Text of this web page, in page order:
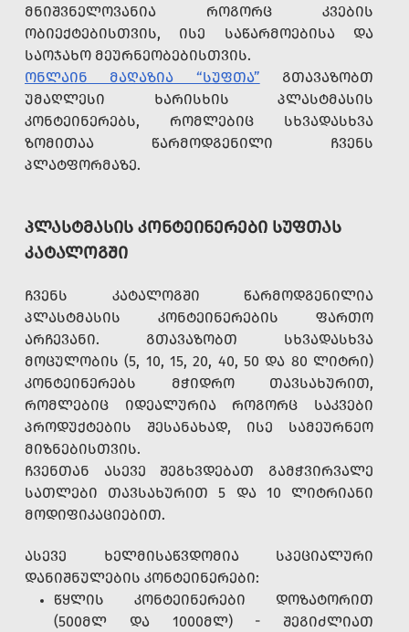
ᲛᲜᲘᲨᲕᲜᲔᲚᲝᲕᲐᲜᲘᲐ ᲠᲝᲒᲝᲠᲪ ᲙᲕᲔᲑᲘᲡ
ᲝᲑᲘᲔᲥᲢᲔᲑᲘᲡᲗᲕᲘᲡ, ᲘᲡᲔ ᲡᲐᲬᲐᲠᲛᲝᲔᲑᲘᲡᲐ ᲓᲐ
ᲡᲐᲝᲯᲐᲮᲝ ᲛᲔᲣᲠᲜᲔᲝᲑᲔᲑᲘᲡᲗᲕᲘᲡ.
ᲝᲜᲚᲐᲘᲜ ᲛᲐᲦᲐᲖᲘᲐ “ᲡᲣᲤᲗᲐ” ᲒᲗᲐᲕᲐᲖᲝᲑᲗ
ᲣᲛᲐᲦᲚᲔᲡᲘ ᲮᲐᲠᲘᲡᲮᲘᲡ ᲞᲚᲐᲡᲢᲛᲐᲡᲘᲡ
ᲙᲝᲜᲢᲔᲘᲜᲔᲠᲔᲑᲡ, ᲠᲝᲛᲚᲔᲑᲘᲪ ᲡᲮᲕᲐᲓᲐᲡᲮᲕᲐ
ᲖᲝᲛᲘᲗᲐᲐ ᲬᲐᲠᲛᲝᲓᲒᲔᲜᲘᲚᲘ ᲩᲕᲔᲜᲡ
ᲞᲚᲐᲢᲤᲝᲠᲛᲐᲖᲔ.
ᲞᲚᲐᲡᲢᲛᲐᲡᲘᲡ ᲙᲝᲜᲢᲔᲘᲜᲔᲠᲔᲑᲘ ᲡᲣᲤᲗᲐᲡ
ᲙᲐᲢᲐᲚᲝᲒᲨᲘ
ᲩᲕᲔᲜᲡ ᲙᲐᲢᲐᲚᲝᲒᲨᲘ ᲬᲐᲠᲛᲝᲓᲒᲔᲜᲘᲚᲘᲐ
ᲞᲚᲐᲡᲢᲛᲐᲡᲘᲡ ᲙᲝᲜᲢᲔᲘᲜᲔᲠᲔᲑᲘᲡ ᲤᲐᲠᲗᲝ
ᲐᲠᲩᲔᲕᲐᲜᲘ. ᲒᲗᲐᲕᲐᲖᲝᲑᲗ ᲡᲮᲕᲐᲓᲐᲡᲮᲕᲐ
ᲛᲝᲪᲣᲚᲝᲑᲘᲡ (5, 10, 15, 20, 40, 50 ᲓᲐ 80 ᲚᲘᲢᲠᲘ)
ᲙᲝᲜᲢᲔᲘᲜᲔᲠᲔᲑᲡ ᲛᲭᲘᲓᲠᲝ ᲗᲐᲕᲡᲐᲮᲣᲠᲘᲗ,
ᲠᲝᲛᲚᲔᲑᲘᲪ ᲘᲓᲔᲐᲚᲣᲠᲘᲐ ᲠᲝᲒᲝᲠᲪ ᲡᲐᲙᲕᲔᲑᲘ
ᲞᲠᲝᲓᲣᲥᲢᲔᲑᲘᲡ ᲨᲔᲡᲐᲜᲐᲮᲐᲓ, ᲘᲡᲔ ᲡᲐᲛᲔᲣᲠᲜᲔᲝ
ᲛᲘᲖᲜᲔᲑᲘᲡᲗᲕᲘᲡ.
ᲩᲕᲔᲜᲗᲐᲜ ᲐᲡᲔᲕᲔ ᲨᲔᲒᲮᲕᲓᲔᲑᲐᲗ ᲒᲐᲛᲭᲕᲘᲠᲕᲐᲚᲔ
ᲡᲐᲗᲚᲔᲑᲘ ᲗᲐᲕᲡᲐᲮᲣᲠᲘᲗ 5 ᲓᲐ 10 ᲚᲘᲢᲠᲘᲐᲜᲘ
ᲛᲝᲓᲘᲤᲘᲙᲐᲪᲘᲔᲑᲘᲗ.
ᲐᲡᲔᲕᲔ ᲮᲔᲚᲛᲘᲡᲐᲬᲕᲓᲝᲛᲘᲐ ᲡᲞᲔᲪᲘᲐᲚᲣᲠᲘ
ᲓᲐᲜᲘᲨᲜᲣᲚᲔᲑᲘᲡ ᲙᲝᲜᲢᲔᲘᲜᲔᲠᲔᲑᲘ:
ᲬᲧᲚᲘᲡ ᲙᲝᲜᲢᲔᲘᲜᲔᲠᲔᲑᲘ ᲓᲝᲖᲐᲢᲝᲠᲘᲗ
(500ᲛᲚ ᲓᲐ 1000ᲛᲚ) - ᲨᲔᲒᲘᲫᲚᲘᲐᲗ